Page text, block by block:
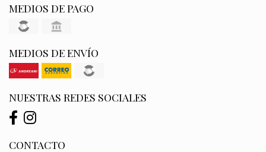
MEDIOS DE PAGO
MEDIOS DE ENVÍO
NUESTRAS REDES SOCIALES
CONTACTO